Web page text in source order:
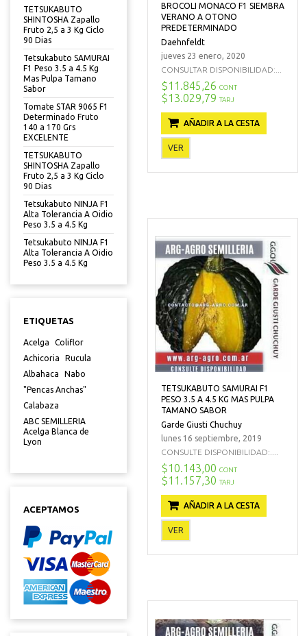
TETSUKABUTO
SHINTOSHA Zapallo
Fruto 2,5 a 3 Kg Ciclo
90 Dias
Tetsukabuto SAMURAI
F1 Peso 3.5 a 4.5 Kg
Mas Pulpa Tamano
Sabor
Tomate STAR 9065 F1
Determinado Fruto
140 a 170 Grs
EXCELENTE
TETSUKABUTO
SHINTOSHA Zapallo
Fruto 2,5 a 3 Kg Ciclo
90 Dias
Tetsukabuto NINJA F1
Alta Tolerancia A Oidio
Peso 3.5 a 4.5 Kg
Tetsukabuto NINJA F1
Alta Tolerancia A Oidio
Peso 3.5 a 4.5 Kg
ETIQUETAS
Acelga
Coliflor
Achicoria
Rucula
Albahaca
Nabo
"Pencas Anchas"
Calabaza
ABC SEMILLERIA
Acelga Blanca de
Lyon
ACEPTAMOS
BROCOLI MONACO F1 SIEMBRA
VERANO A OTONO
PREDETERMINADO
Daehnfeldt
jueves 23 enero, 2020
CONSULTAR DISPONIBILIDAD:...
$11.845,26 CONT
$13.029,79 TARJ
AÑADIR A LA CESTA
VER
TETSUKABUTO SAMURAI F1
PESO 3.5 A 4.5 KG MAS PULPA
TAMANO SABOR
Garde Giusti Chuchuy
lunes 16 septiembre, 2019
CONSULTE DISPONIBILIDAD:....
$10.143,00 CONT
$11.157,30 TARJ
AÑADIR A LA CESTA
VER